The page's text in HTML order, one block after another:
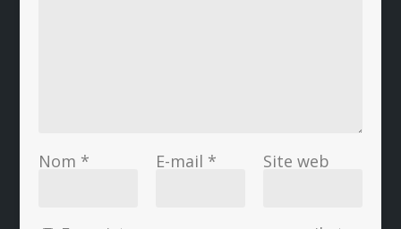
Nom * E-mail * Site web